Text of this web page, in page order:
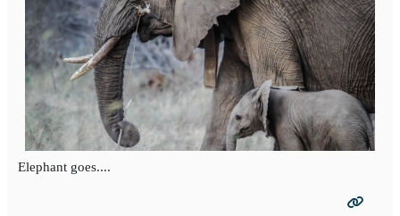
Elephant goes....